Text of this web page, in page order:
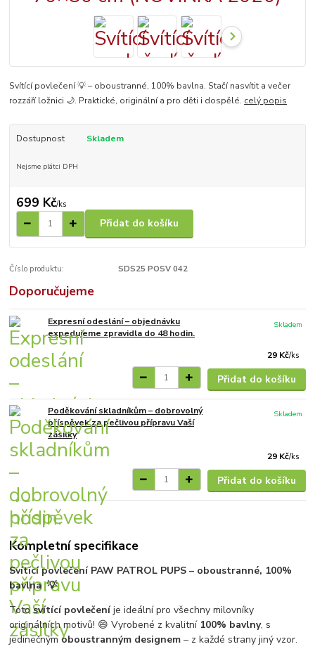
Svítící povlečení 💡 – oboustranné, 100% bavlna. Stačí nasvítit a večer
rozzáří ložnici 🌙. Praktické, originální a pro děti i dospělé. celý popis
Dostupnost Skladem
Nejsme plátci DPH
699 Kč/ks
Přidat do košíku
Číslo produktu: SDS25 POSV 042
Doporučujeme
Expresní odeslání – objednávku
expedujeme zpravidla do 48 hodin.
29 Kč/ks
Skladem
Přidat do košíku
Poděkování skladníkům – dobrovolný
příspěvek za pečlivou přípravu Vaší
zásilky
29 Kč/ks
Skladem
Přidat do košíku
Kompletní specifikace
Svítící povlečení PAW PATROL PUPS – oboustranné, 100%
bavlna 💡
Totosvítící povlečeníje ideální pro všechny milovníky
originálních motivů! 😄 Vyrobené z kvalitní 100% bavlny, s
jedinečnýmoboustranným designem – z každé strany jiný vzor.